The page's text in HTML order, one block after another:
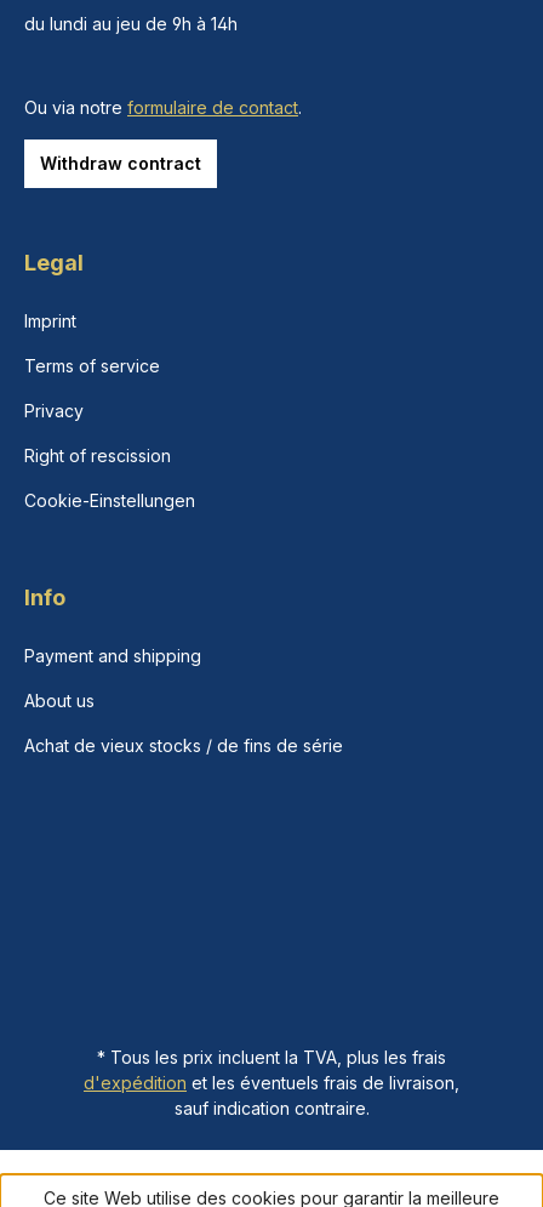
du lundi au jeu de 9h à 14h
Ou via notre formulaire de contact.
Withdraw contract
Legal
Imprint
Terms of service
Privacy
Right of rescission
Cookie-Einstellungen
Info
Payment and shipping
About us
Achat de vieux stocks / de fins de série
* Tous les prix incluent la TVA, plus les frais
d'expédition et les éventuels frais de livraison,
sauf indication contraire.
Ce site Web utilise des cookies pour garantir la meilleure